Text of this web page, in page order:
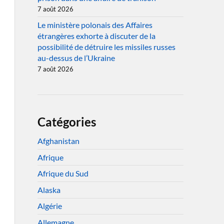
7 août 2026
Le ministère polonais des Affaires
étrangères exhorte à discuter de la
possibilité de détruire les missiles russes
au-dessus de l’Ukraine
7 août 2026
Catégories
Afghanistan
Afrique
Afrique du Sud
Alaska
Algérie